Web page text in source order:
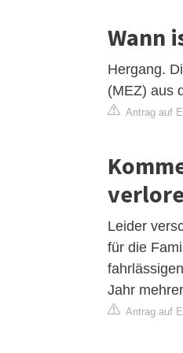
Wann
Hergang.
(MEZ) aus
Antrag auf
Leider
für die
Jahr
Antrag auf